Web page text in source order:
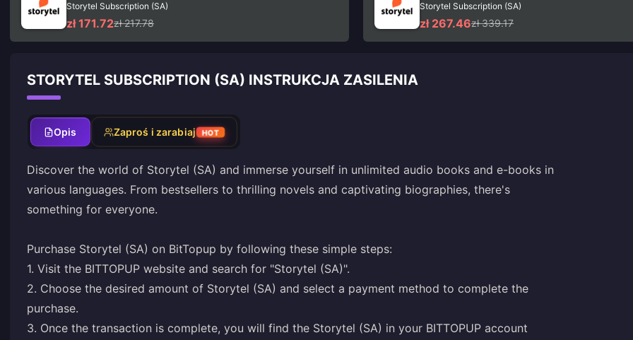
Storytel Subscription (SA)
zł 171.72zł 217.78
Storytel Subscription (SA)
zł 267.46zł 339.17
STORYTEL SUBSCRIPTION (SA) INSTRUKCJA ZASILENIA
Opis Zaproś i zarabiaj HOT
Discover the world of Storytel (SA) and immerse yourself in unlimited audio books and e-books in
various languages. From bestsellers to thrilling novels and captivating biographies, there's
something for everyone.
Purchase Storytel (SA) on BitTopup by following these simple steps:
1. Visit the BITTOPUP website and search for "Storytel (SA)".
2. Choose the desired amount of Storytel (SA) and select a payment method to complete the
purchase.
3. Once the transaction is complete, you will find the Storytel (SA) in your BITTOPUP account